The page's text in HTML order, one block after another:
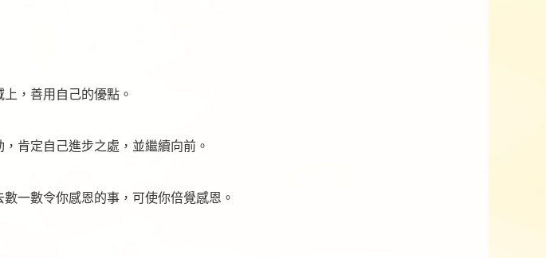
，善用自己的優點。
肯定自己進步之處，並繼續向前。
一數令你感恩的事，可使你倍覺感恩。